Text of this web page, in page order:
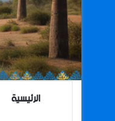
الرئيسية